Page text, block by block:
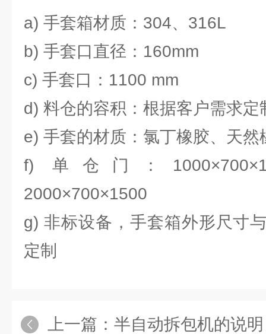
a) 手套箱材质：304、316L
b) 手套口直径：160mm
c) 手套口：1100 mm
d) 料仓的容积：根据客户需求
e) 手套的材质：氯丁橡胶、天
f) 单仓门：
2000×700×1500
g) 非标设备，手套箱外形尺寸
定制
上一篇： 半自动拆包机的说明